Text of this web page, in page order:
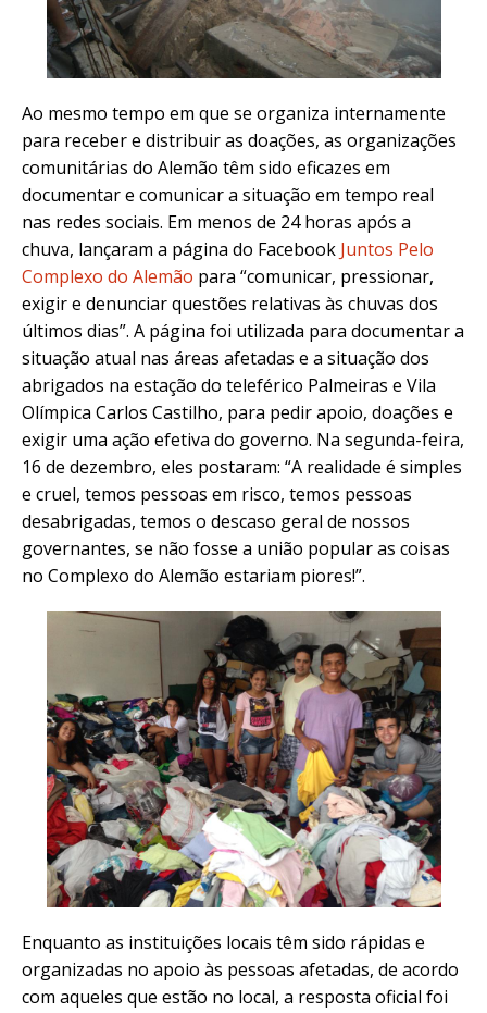
Ao mesmo tempo em que se organiza internamente
para receber e distribuir as doações, as organizações
comunitárias do Alemão têm sido eficazes em
documentar e comunicar a situação em tempo real
nas redes sociais. Em menos de 24 horas após a
chuva, lançaram a página do Facebook Juntos Pelo
Complexo do Alemão para “comunicar, pressionar,
exigir e denunciar questões relativas às chuvas dos
últimos dias”. A página foi utilizada para documentar a
situação atual nas áreas afetadas e a situação dos
abrigados na estação do teleférico Palmeiras e Vila
Olímpica Carlos Castilho, para pedir apoio, doações e
exigir uma ação efetiva do governo. Na segunda-feira,
16 de dezembro, eles postaram: “A realidade é simples
e cruel, temos pessoas em risco, temos pessoas
desabrigadas, temos o descaso geral de nossos
governantes, se não fosse a união popular as coisas
no Complexo do Alemão estariam piores!”.
Enquanto as instituições locais têm sido rápidas e
organizadas no apoio às pessoas afetadas, de acordo
com aqueles que estão no local, a resposta oficial foi